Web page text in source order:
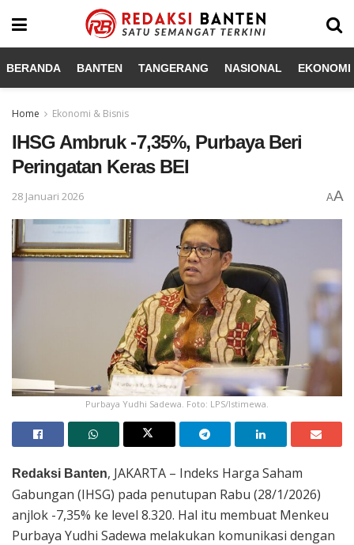
BERANDA BANTEN TANGERANG NASIONAL
Home Ekonomi & Bisnis
IHSG Ambruk -7,35%, Purbaya Beri
Peringatan Keras BEI
28 Januari 2026 AA
Purbaya Yudhi Sadewa. Foto: LPS/Istimewa.
Redaksi Banten, JAKARTA – Indeks Harga Saham
Gabungan (IHSG) pada penutupan Rabu (28/1/2026)
anjlok -7,35% ke level 8.320. Hal itu membuat Menkeu
Purbaya Yudhi Sadewa melakukan komunikasi dengan